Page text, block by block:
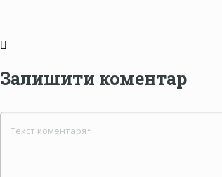
Залишити коментар